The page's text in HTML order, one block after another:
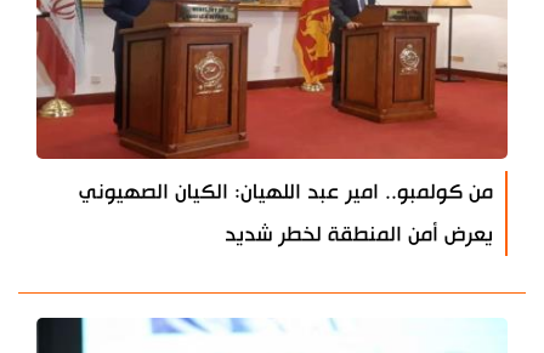
من كولمبو.. امير عبد اللهيان: الكيان الصهيوني
يعرض أمن المنطقة لخطر شديد